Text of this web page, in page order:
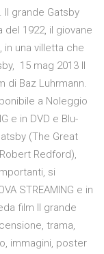
Il grande Gatsby
del 1922, il giovane
in una villetta che
15 mag 2013 Il
di Baz Luhrmann.
a Noleggio
e in DVD e Blu-
(The Great
Redford),
si
STREAMING e in
film Il grande
trama,
immagini, poster